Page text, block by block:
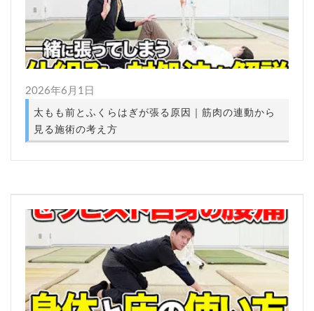
2026年6月1日
太もも前とふくらはぎが張る原因｜筋肉の連動から
見る施術の考え方